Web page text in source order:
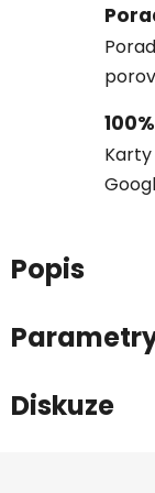
Karty
Popis
Diskuze